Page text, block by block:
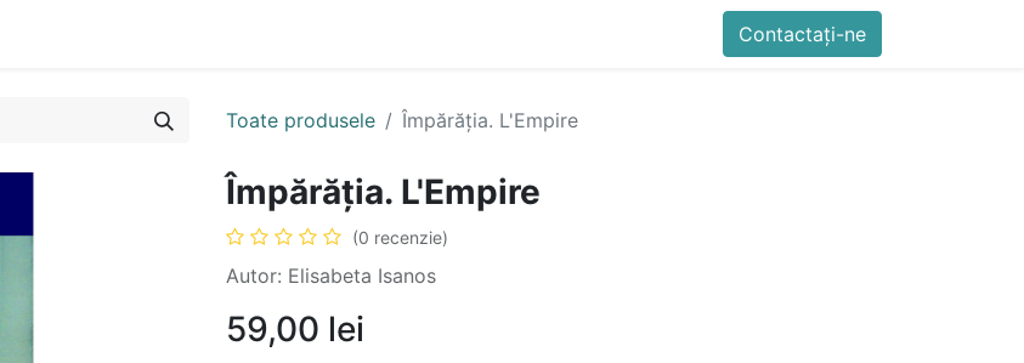
Contactați-ne Generator QR
Contactați-ne
Toate produsele Împărăția. L'Empire
Împărăția. L'Empire
(0 recenzie)
Autor: Elisabeta Isanos
59,00 lei